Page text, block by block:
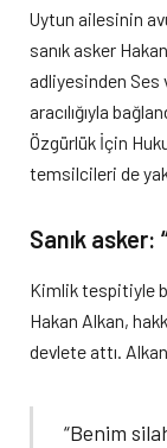
Uytun ailesinin
sanık asker
adliyesinden Ses
aracılığıyla
Özgürlük İçin
temsilcileri de
Sanık
Kimlik tespitiyle
Hakan Alkan,
devlete attı.
“Benim